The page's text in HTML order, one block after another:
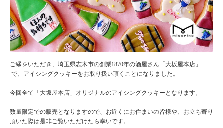
ご縁をいただき、埼玉県志木市の創業1870年の酒屋さん「大坂屋本店」
で、アイシングクッキーをお取り扱い頂くことになりました。
今回全て「大坂屋本店」オリジナルのアイシングクッキーとなります。
数量限定での販売となりますので、 お近くにお住まいの皆様や、お立ち寄り
頂いた際は是非ご覧いただけたら幸いです。